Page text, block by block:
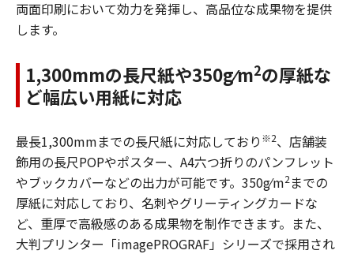
両面印刷において効力を発揮し、高品位な成果物を提供
します。
1,300mmの長尺紙や350g⁄m2の厚紙な
ど幅広い用紙に対応
最長1,300mmまでの長尺紙に対応しており ※2、店舗装
飾用の長尺POPやポスター、A4六つ折りのパンフレット
やブックカバーなどの出力が可能です。350g⁄m2 までの
厚紙に対応しており、名刺やグリーティングカードな
ど、重厚で高級感のある成果物を制作できます。また、
大判プリンター「imagePROGRAF」シリーズで採用され